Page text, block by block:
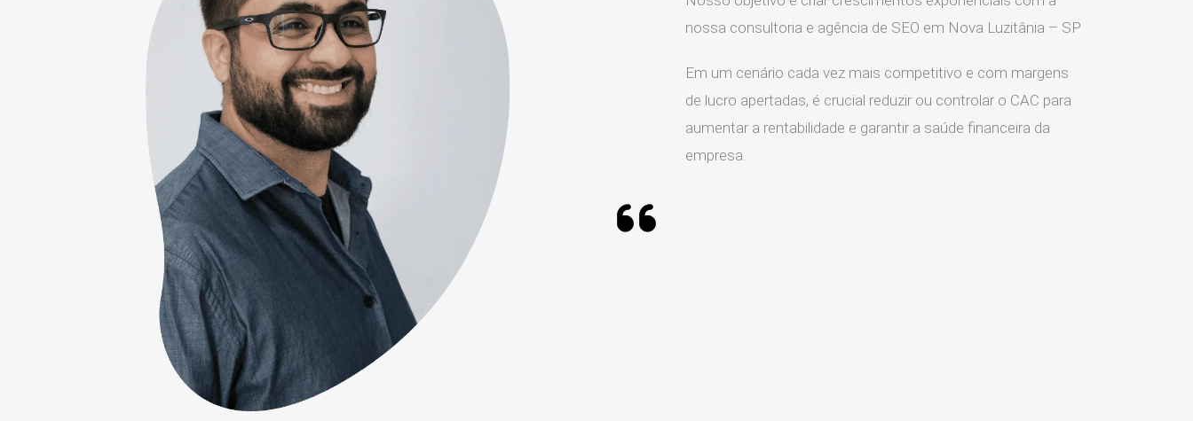
nossa consultoria e agência de SEO em Nova Luzitânia – SP
Em um cenário cada vez mais competitivo e com margens
de lucro apertadas, é crucial reduzir ou controlar o CAC para
aumentar a rentabilidade e garantir a saúde financeira da
empresa.